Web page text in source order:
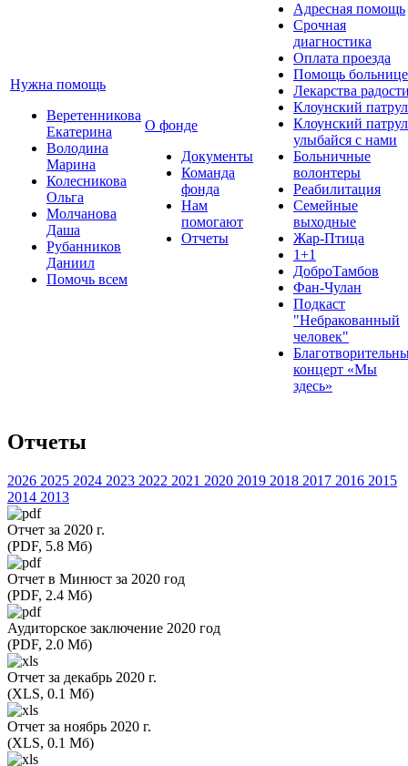
Нужна помощь
Веретенникова
Екатерина
Володина
Марина
Колесникова
Ольга
Молчанова
Даша
Рубанников
Даниил
Помочь всем
О фонде
Документы
Команда
фонда
Нам
помогают
Отчеты
Адресная помощь
Срочная
диагностика
Оплата проезда
Помощь больнице
Лекарства
Клоунский
Клоунский
улыбайся с нами
Больничные
волонтеры
Реабилитация
Семейные
выходные
Жар-Птица
1+1
ДоброТамбов
Фан-Чулан
Подкаст
"Небракованный
человек"
концерт «Мы
здесь»
Отчеты
2026 2025 2024 2023 2022 2021 2020 2019 2018 2017 2016 2015
2014 2013
Отчет за 2020 г.
(PDF, 5.8 Мб)
Отчет в Минюст за 2020 год
(PDF, 2.4 Мб)
Аудиторское заключение 2020 год
(PDF, 2.0 Мб)
Отчет за декабрь 2020 г.
(XLS, 0.1 Мб)
Отчет за ноябрь 2020 г.
(XLS, 0.1 Мб)